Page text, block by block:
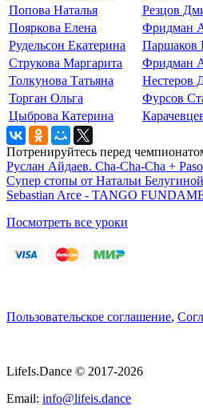
Попова Наталья
Резцов
Пояркова Елена
Фридман
Рудельсон Екатерина
Паршаков
Струкова Маргарита
Фридман
Толкунова Татьяна
Нестеров
Торган Ольга
Фурсов
Цыброва Катерина
Потренируйтесь перед
Руслан Айдаев. Cha-Cha-Cha +
Супер стопы от Натальи Белугиной
Sebastian Arce - TANGO
Посмотреть все уроки
Пользовательское соглашение,
LifeIs.Dance © 2017-2026
Email: info@lifeis.dance